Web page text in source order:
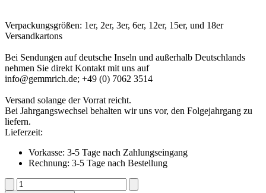
Verpackungsgrößen: 1er, 2er, 3er, 6er, 12er, 15er, und 18er
Versandkartons
Bei Sendungen auf deutsche Inseln und außerhalb Deutschlands
nehmen Sie direkt Kontakt mit uns auf
info@gemmrich.de; +49 (0) 7062 3514
Versand solange der Vorrat reicht.
Bei Jahrgangswechsel behalten wir uns vor, den Folgejahrgang zu
liefern.
Lieferzeit:
Vorkasse: 3-5 Tage nach Zahlungseingang
Rechnung: 3-5 Tage nach Bestellung
Traubenblütengeist